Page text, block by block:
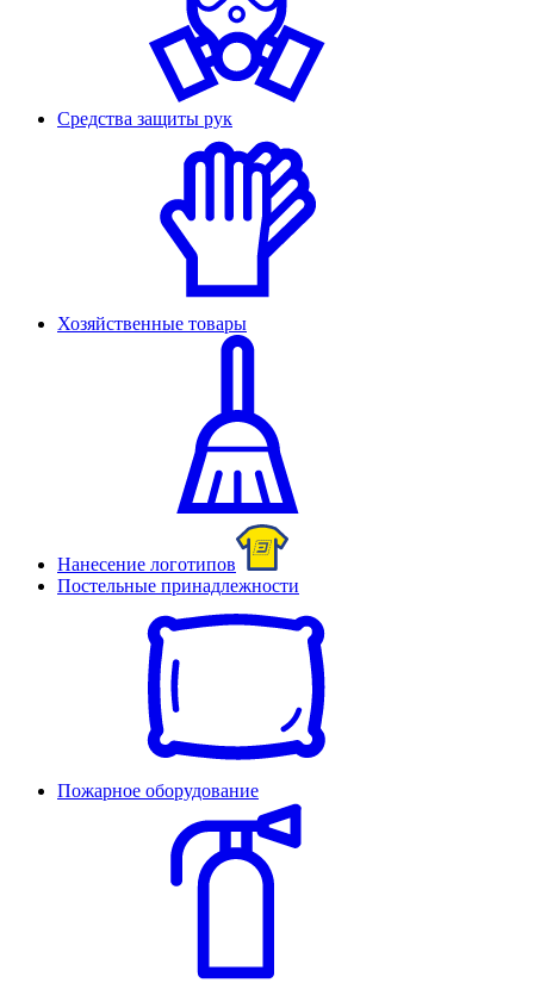
Средства защиты рук
Хозяйственные товары
Нанесение логотипов
Постельные принадлежности
Пожарное оборудование